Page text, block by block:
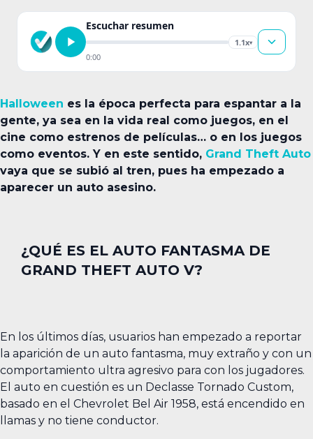
Escuchar resumen
1.1x▾
0:00
Halloween es la época perfecta para espantar a la
gente, ya sea en la vida real como juegos, en el
cine como estrenos de películas… o en los juegos
como eventos. Y en este sentido, Grand Theft Auto
vaya que se subió al tren, pues ha empezado a
aparecer un auto asesino.
¿QUÉ ES EL AUTO FANTASMA DE
GRAND THEFT AUTO V?
En los últimos días, usuarios han empezado a reportar
la aparición de un auto fantasma, muy extraño y con un
comportamiento ultra agresivo para con los jugadores.
El auto en cuestión es un Declasse Tornado Custom,
basado en el Chevrolet Bel Air 1958, está encendido en
llamas y no tiene conductor.